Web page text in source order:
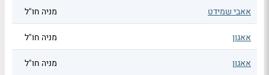
אאבי שמידט מניה חו"ל
אאגון מניה חו"ל
אאגון מניה חו"ל